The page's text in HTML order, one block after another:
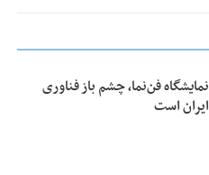
نمایشگاه فن‌نما، چشم باز فناوری
ایران است